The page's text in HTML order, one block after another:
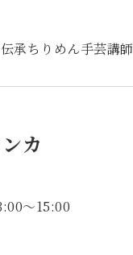
承ちりめん手芸講師
カ
～15:00